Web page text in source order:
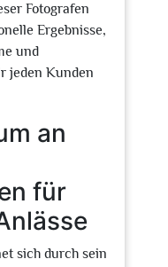
Fotografen
Ergebnisse,
und
jeden Kunden
an
für
sich durch sein